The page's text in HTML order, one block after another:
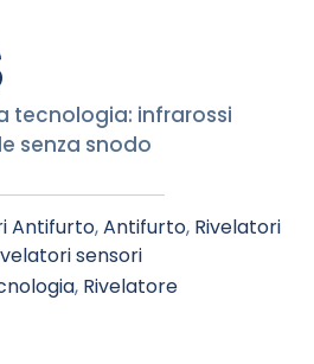
tecnologia: infrarossi
senza snodo
Antifurto,Antifurto, Rivelatori
sensori
, Rivelatore